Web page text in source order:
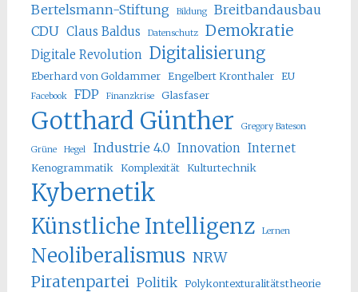
Bertelsmann-Stiftung Bildung
Breitbandausbau
CDU Claus Baldus Datenschutz Demokratie
Digitale Revolution Digitalisierung
Eberhard von Goldammer Engelbert Kronthaler EU
Facebook FDP Finanzkrise Glasfaser
Gotthard Günther Gregory Bateson
Grüne Hegel Industrie 4.0 Innovation Internet
Kenogrammatik Komplexität Kulturtechnik
Kybernetik
Künstliche Intelligenz Lernen
Neoliberalismus NRW
Piratenpartei Politik Polykontexturalitätstheorie